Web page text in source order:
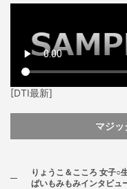
[DTI最新]
マジ
りょうこ＆こころ 女子○
ぱいもみもみインタビュ